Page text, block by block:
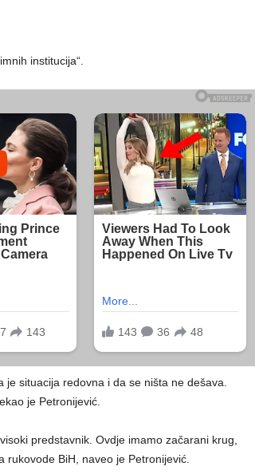
institucija“.
situacija redovna i da se ništa ne dešava.
je Petronijević.
predstavnik. Ovdje imamo začarani krug,
rukovode BiH, naveo je Petronijević.